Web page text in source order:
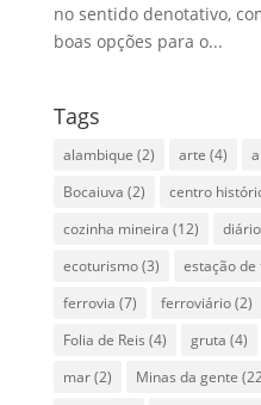
no sentido denotativo,
boas opções para o...
Tags
alambique (2) arte (4)
Bocaiuva (2) centro
cozinha mineira (12)
ecoturismo(3) estação
ferrovia (7) ferroviário(2)
Folia de Reis (4) gruta (4)
mar(2) Minas da gente